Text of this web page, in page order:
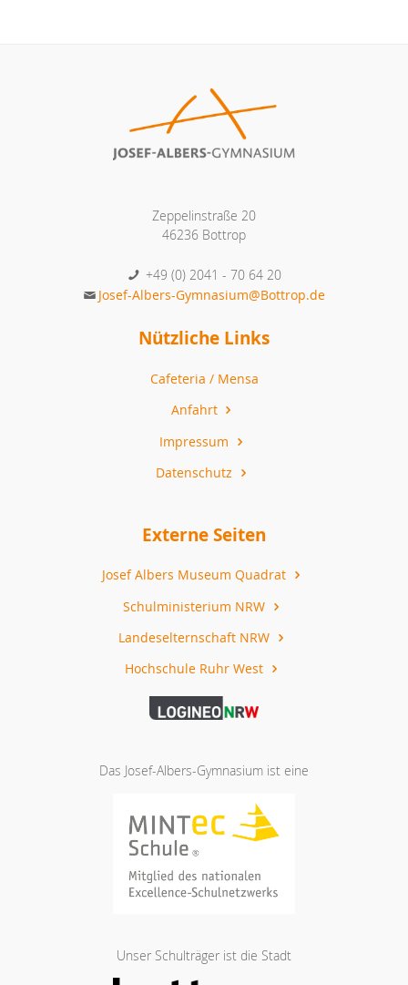
Zeppelinstraße 20
46236 Bottrop
+49 (0) 2041 - 70 64 20
Josef-Albers-Gymnasium@Bottrop.de
Nützliche Links
Cafeteria / Mensa
Anfahrt
Impressum
Datenschutz
Externe Seiten
Josef Albers Museum Quadrat
Schulministerium NRW
Landeselternschaft NRW
Hochschule Ruhr West
Das Josef-Albers-Gymnasium ist eine
Unser Schulträger ist die Stadt